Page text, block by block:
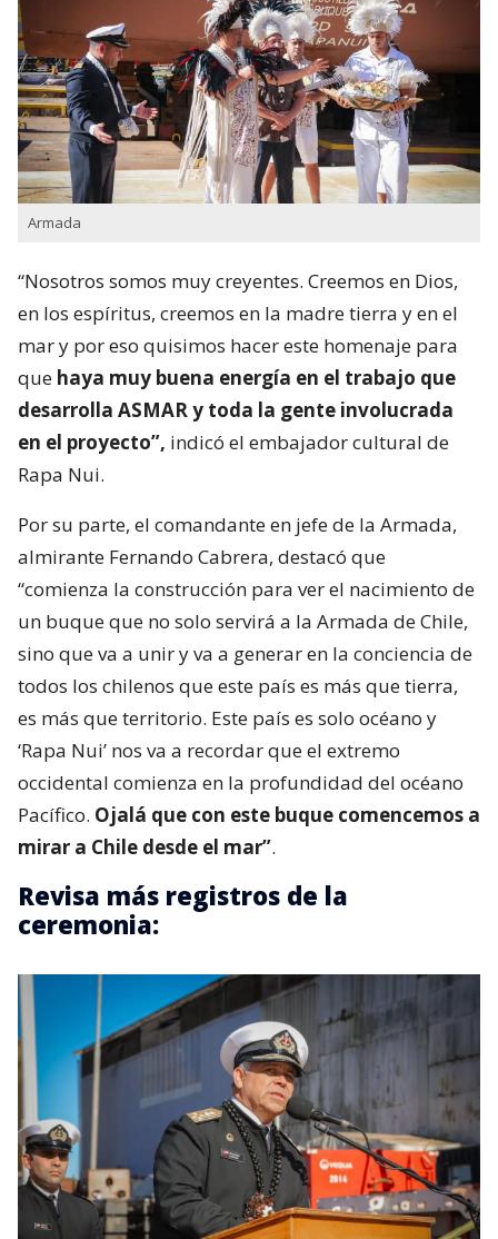
Armada
“Nosotros somos muy creyentes. Creemos en Dios,
en los espíritus, creemos en la madre tierra y en el
mar y por eso quisimos hacer este homenaje para
que haya muy buena energía en el trabajo que
desarrolla ASMAR y toda la gente involucrada
en el proyecto”, indicó el embajador cultural de
Rapa Nui.
Por su parte, el comandante en jefe de la Armada,
almirante Fernando Cabrera, destacó que
“comienza la construcción para ver el nacimiento de
un buque que no solo servirá a la Armada de Chile,
sino que va a unir y va a generar en la conciencia de
todos los chilenos que este país es más que tierra,
es más que territorio. Este país es solo océano y
‘Rapa Nui’ nos va a recordar que el extremo
occidental comienza en la profundidad del océano
Pacífico. Ojalá que con este buque comencemos a
mirar a Chile desde el mar”.
Revisa más registros de la
ceremonia: